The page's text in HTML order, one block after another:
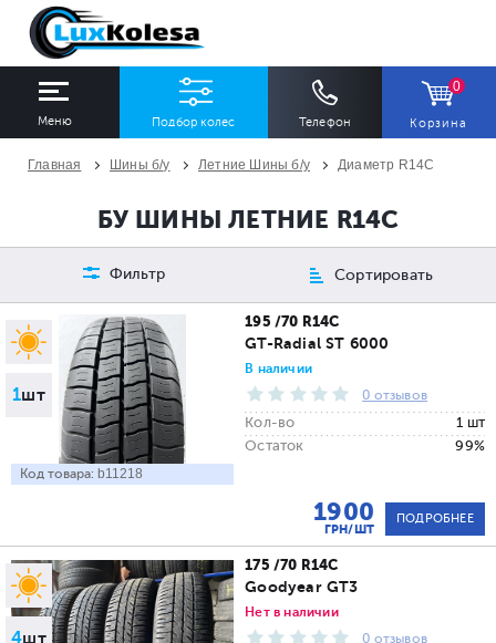
Меню Подбор колес Телефон
0
Корзина
Все Все
Диаметр
Все
Сезон
Все
Количество
Все
ПОДОБРАТЬ
Главная Шины б/у Летние Шины б/у Диаметр R14C
БУ ШИНЫ ЛЕТНИЕ R14C
Фильтр Сортировать
1шт
Код товара: b11218
195 /70 R14C
GT-Radial ST 6000
В наличии
0 отзывов
Кол-во
1 шт
Остаток
99%
1900
ГРН/ШТ
ПОДРОБНЕЕ
4шт
175 /70 R14C
Goodyear GT3
Нет в наличии
0 отзывов